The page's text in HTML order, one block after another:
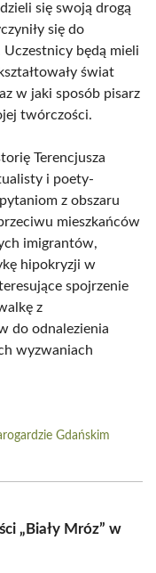
się swoją drogą
się do
będą mieli
świat
w jaki sposób pisarz
twórczości.
Terencjusza
i poety-
z obszaru
mieszkańców
imigrantów,
hipokryzji w
spojrzenie
z
do odnalezienia
wyzwaniach
Gdańskim
„Biały Mróz” w